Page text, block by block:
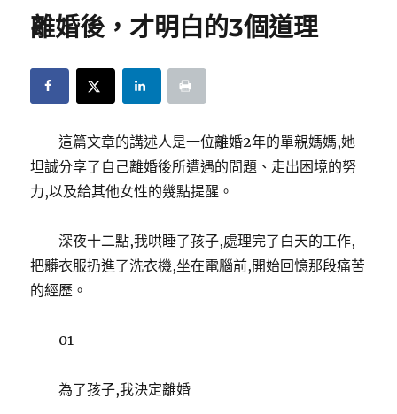
離婚後，才明白的3個道理
這篇文章的講述人是一位離婚2年的單親媽媽,她
坦誠分享了自己離婚後所遭遇的問題、走出困境的努
力,以及給其他女性的幾點提醒。
深夜十二點,我哄睡了孩子,處理完了白天的工作,
把髒衣服扔進了洗衣機,坐在電腦前,開始回憶那段痛苦
的經歷。
01
為了孩子,我決定離婚